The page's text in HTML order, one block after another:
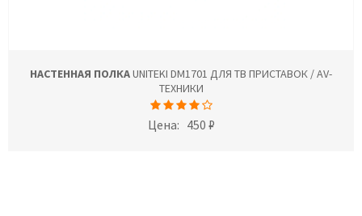
НАСТЕННАЯ ПОЛКАUNITEKI DM1701 ДЛЯ ТВ ПРИСТАВОК / AV-
ТЕХНИКИ
Цена: 450 ₽